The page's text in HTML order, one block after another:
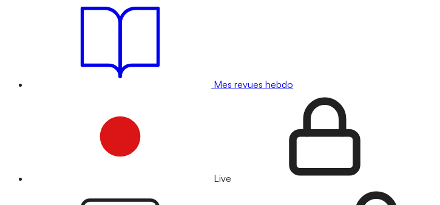
Mes revues hebdo
Live